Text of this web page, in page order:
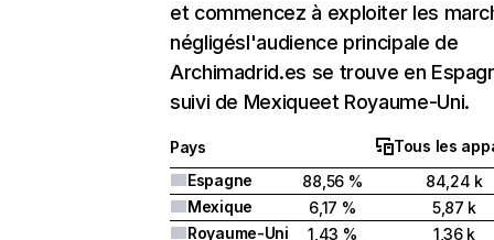
et commencez à exploiter les
négligésl'audience principale de
Archimadrid.es se trouve en
suivi de Mexiqueet Royaume-Uni.
Pays
Tous les
Espagne
88,56 %
84,24 k
Mexique
6,17 %
5,87 k
Royaume-Uni
1,43 %
1,36 k